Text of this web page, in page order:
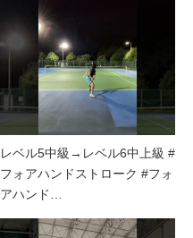
レベル5中級→レベル6中上級 #
フォアハンドストローク #フォ
アハンド…